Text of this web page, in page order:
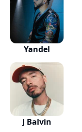
Yandel
J Balvin